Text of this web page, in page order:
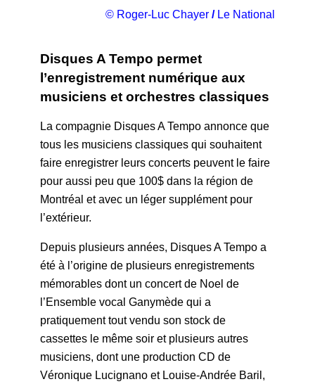
© Roger-Luc Chayer /Le National
Disques A Tempo permet
l’enregistrement numérique aux
musiciens et orchestres classiques
La compagnie Disques A Tempo annonce que
tous les musiciens classiques qui souhaitent
faire enregistrer leurs concerts peuvent le faire
pour aussi peu que 100$ dans la région de
Montréal et avec un léger supplément pour
l’extérieur.
Depuis plusieurs années, Disques A Tempo a
été à l’origine de plusieurs enregistrements
mémorables dont un concert de Noel de
l’Ensemble vocal Ganymède qui a
pratiquement tout vendu son stock de
cassettes le même soir et plusieurs autres
musiciens, dont une production CD de
Véronique Lucignano et Louise-Andrée Baril,